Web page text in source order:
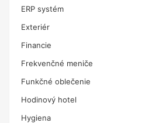
ERP systém
Exteriér
Financie
Frekvenčné meniče
Funkčné oblečenie
Hodinový hotel
Hygiena